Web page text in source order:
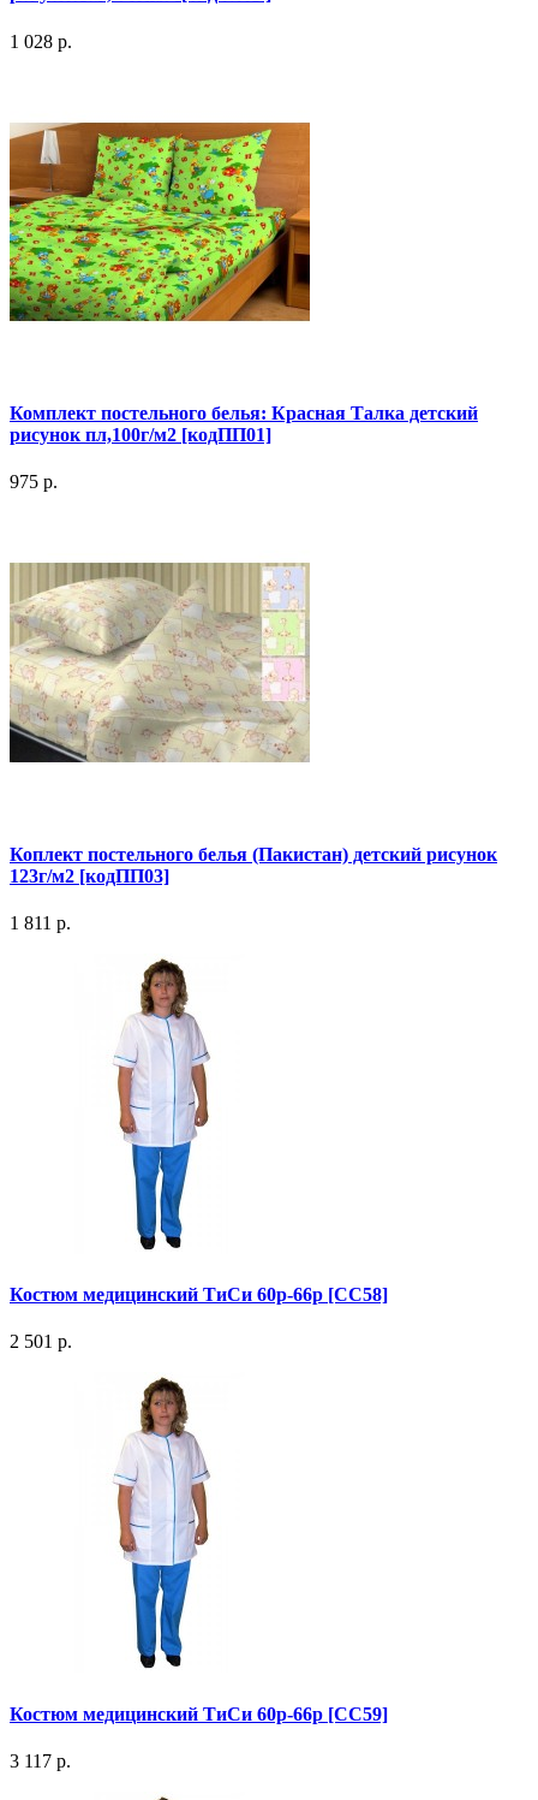
1 028 р.
Комплект постельного белья: Красная Талка детский
рисунок пл,100г/м2 [кодПП01]
975 р.
Коплект постельного белья (Пакистан) детский рисунок
123г/м2 [кодПП03]
1 811 р.
Костюм медицинский ТиСи 60р-66р [СС58]
2 501 р.
Костюм медицинский ТиСи 60р-66р [СС59]
3 117 р.